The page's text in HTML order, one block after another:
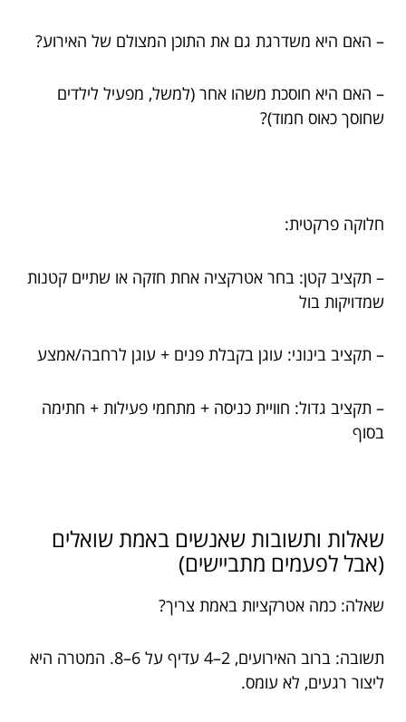
– האם היא משדרגת גם את התוכן המצולם של האירוע?
– האם היא חוסכת משהו אחר (למשל, מפעיל לילדים
שחוסך כאוס חמוד)?
חלוקה פרקטית:
– תקציב קטן: בחר אטרקציה אחת חזקה או שתיים קטנות
שמדויקות בול
– תקציב בינוני: עוגן בקבלת פנים + עוגן לרחבה/אמצע
– תקציב גדול: חוויית כניסה + מתחמי פעילות + חתימה
בסוף
שאלות ותשובות שאנשים באמת שואלים
(אבל לפעמים מתביישים)
שאלה: כמה אטרקציות באמת צריך?
תשובה: ברוב האירועים, 2–4 עדיף על 6–8. המטרה היא
ליצור רגעים, לא עומס.